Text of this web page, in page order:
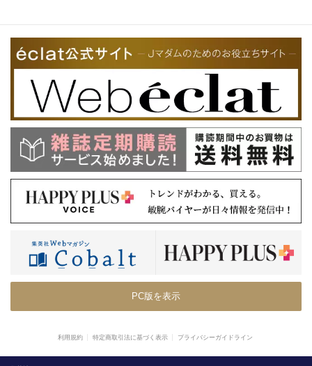
PC版を表示
利用規約 特定商取引法に基づく表示 プライバシーガイドライン